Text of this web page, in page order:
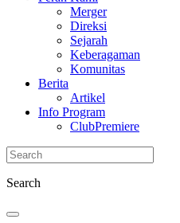
Merger
Direksi
Sejarah
Keberagaman
Komunitas
Berita
Artikel
Info Program
ClubPremiere
Search